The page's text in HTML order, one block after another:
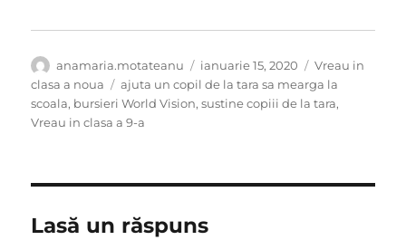
Autor
anamaria.motateanu
Publicat
pe
ianuarie 15, 2020 Categorii
Vreau in
clasa a noua
Etichete
ajuta un copil de la tara sa mearga la
scoala, bursieri World Vision,sustine copiii de la tara,
Vreau in clasa a 9-a
Lasă un răspuns